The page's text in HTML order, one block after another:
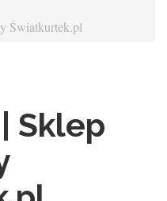
Światkurtek.pl
Sklep